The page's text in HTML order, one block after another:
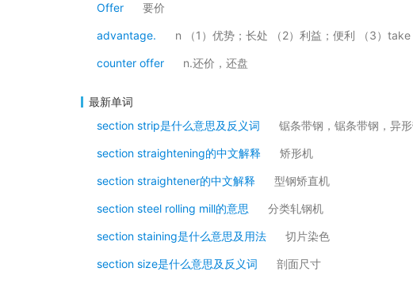
Offer 要价
advantage. n （1）优势；长处 （2）利益；便利 （3）
counter offer n.还价，还盘
最新单词
section strip是什么意思及反义词
锯条带钢，锯条带钢，异
section straightening的中文解释 矫形机
section straightener的中文解释 型钢矫直机
section steel rolling mill的意思 分类轧钢机
section staining是什么意思及用法 切片染色
section size是什么意思及反义词 剖面尺寸